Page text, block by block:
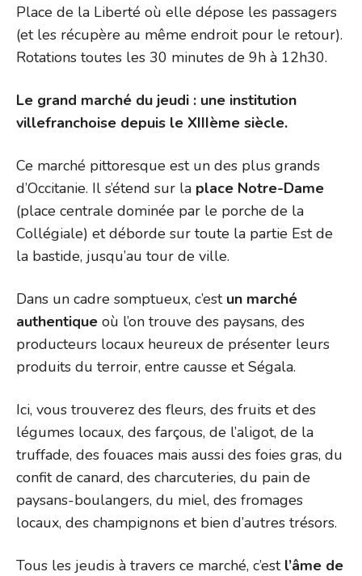
Place de la Liberté où elle dépose les passagers
(et les récupère au même endroit pour le retour).
Rotations toutes les 30 minutes de 9h à 12h30.
Le grand marché du jeudi : une institution
villefranchoise depuis le XIIIème siècle.
Ce marché pittoresque est un des plus grands
d’Occitanie. Il s’étend sur la place Notre-Dame
(place centrale dominée par le porche de la
Collégiale) et déborde sur toute la partie Est de
la bastide, jusqu’au tour de ville.
Dans un cadre somptueux, c’estun marché
authentique où l’on trouve des paysans, des
producteurs locaux heureux de présenter leurs
produits du terroir, entre causse et Ségala.
Ici, vous trouverez des fleurs, des fruits et des
légumes locaux, des farçous, de l’aligot, de la
truffade, des fouaces mais aussi des foies gras, du
confit de canard, des charcuteries, du pain de
paysans-boulangers, du miel, des fromages
locaux, des champignons et bien d’autres trésors.
Tous les jeudis à travers ce marché, c’est l’âme de